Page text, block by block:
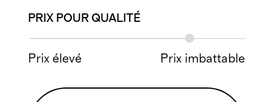
PRIX POUR QUALITÉ
Prix élevé Prix imbattable